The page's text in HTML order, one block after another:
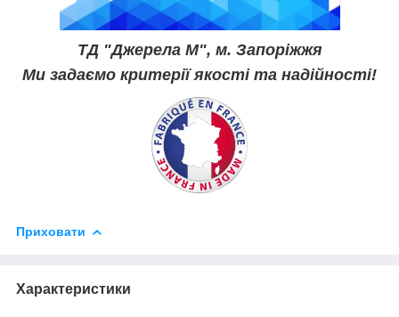
ТД "Джерела М", м. Запоріжжя
Ми задаємо критерії якості та надійності!
Приховати
Характеристики